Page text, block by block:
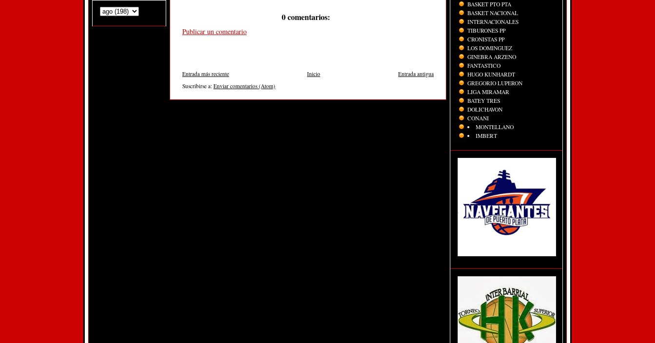
0 comentarios:
Publicar un comentario
Entrada más reciente Entrada antigua
Inicio
Suscribirse a: Enviar comentarios (Atom)
BASKET PTO PTA
BASKET NACIONAL
INTERNACIONALES
TIBURONES PP
CRONISTAS PP
LOS DOMINGUEZ
GINEBRA ARZENO
FANTASTICO
HUGO KUNHARDT
GREGORIO LUPERON
LIGA MIRAMAR
BATEY TRES
DOLICHAVON
CONANI
MONTELLANO
IMBERT